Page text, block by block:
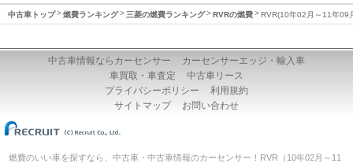
中古車トップ 燃費ランキング 三菱の燃費ランキング RVRの燃費 RVR(10年02月～11年09
中古車情報ならカーセンサー
カーセンサーエッジ・輸入車
車買取・車査定
中古車リース
プライバシーポリシー
利用規約
サイトマップ
お問い合わせ
燃費のいい車を探すなら、中古車・中古車情報のカーセンサー！RVR（10年02月～11